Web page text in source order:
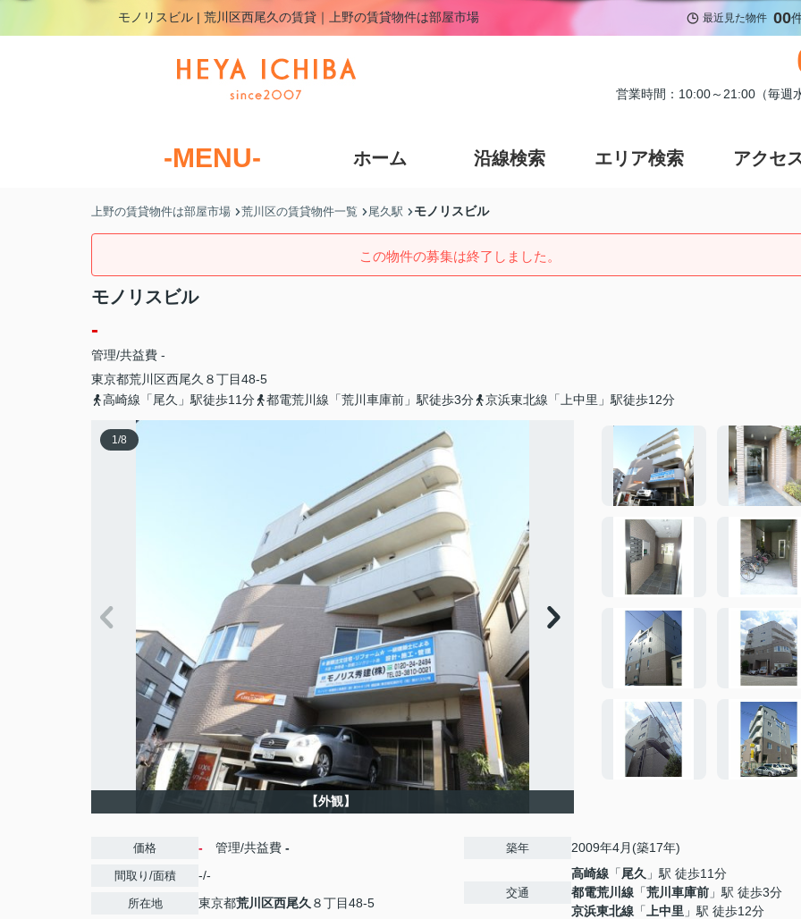
モノリスビル | 荒川区西尾久の賃貸｜上野の賃貸物件は部屋市場 最近見た物件 00
営業時間：10:00～21:00（毎週
-MENU- ホーム 沿線検索 エリア検索 アクセ
上野の賃貸物件は部屋市場 荒川区の賃貸物件一覧 尾久駅 モノリスビル
この物件の募集は終了しました。
モノリスビル
-
管理/共益費 -
東京都荒川区西尾久 ８丁目48-5
高崎線「尾久」駅徒歩11分
都電荒川線「荒川車庫前」駅徒歩3分 京浜東北線「上中里」駅徒歩12分
1/8
【外観】
価格 - 管理/共益費 -
間取り/面積 -/-
所在地 東京都荒川区西尾久 ８丁目48-5
築年 2009年4月(築17年)
交通
高崎線 「尾久 」駅 徒歩11分
都電荒川線 「荒川車庫前 」駅 徒歩3分
京浜東北線 「 上中里 」駅 徒歩12分